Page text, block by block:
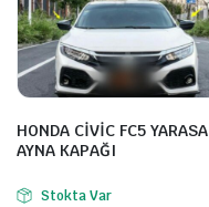
HONDA CİVİC FC5 YARASA
AYNA KAPAĞI
Stokta Var